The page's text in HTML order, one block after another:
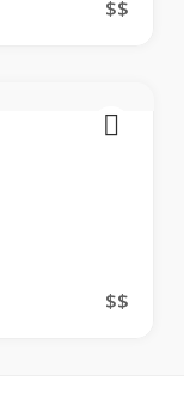
$$
$$